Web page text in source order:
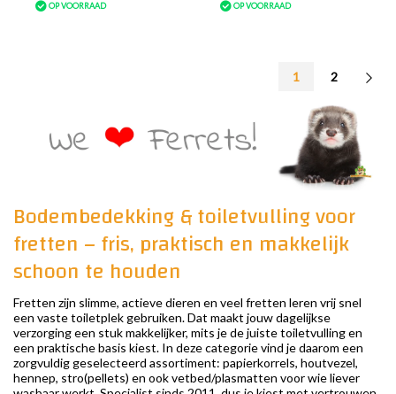
OP VOORRAAD OP VOORRAAD
1 2
Bodembedekking & toiletvulling voor
fretten – fris, praktisch en makkelijk
schoon te houden
Fretten zijn slimme, actieve dieren en veel fretten leren vrij snel
een vaste toiletplek gebruiken. Dat maakt jouw dagelijkse
verzorging een stuk makkelijker, mits je de juiste toiletvulling en
een praktische basis kiest. In deze categorie vind je daarom een
zorgvuldig geselecteerd assortiment: papierkorrels, houtvezel,
hennep, stro(pellets) en ook vetbed/plasmatten voor wie liever